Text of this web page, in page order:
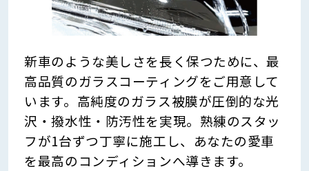
新車のような美しさを長く保つために、最
高品質のガラスコーティングをご用意して
います。高純度のガラス被膜が圧倒的な光
沢・撥水性・防汚性を実現。熟練のスタッ
フが1台ずつ丁寧に施工し、あなたの愛車
を最高のコンディションへ導きます。